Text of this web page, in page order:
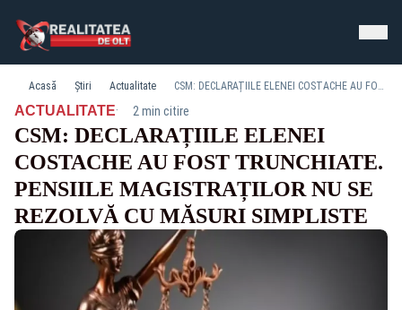
Acasă Știri Actualitate CSM: DECLARAȚIILE ELENEI COSTACHE AU FOST TRUNCHIATE. PENSIILE MAGISTRAȚILOR NU SE REZOLVĂ CU MĂSURI SIMPLISTE
ACTUALITATE· 2 min citire
CSM: DECLARAȚIILE ELENEI
COSTACHE AU FOST TRUNCHIATE.
PENSIILE MAGISTRAȚILOR NU SE
REZOLVĂ CU MĂSURI SIMPLISTE